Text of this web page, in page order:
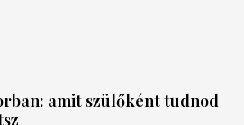
amit szülőként tudnod